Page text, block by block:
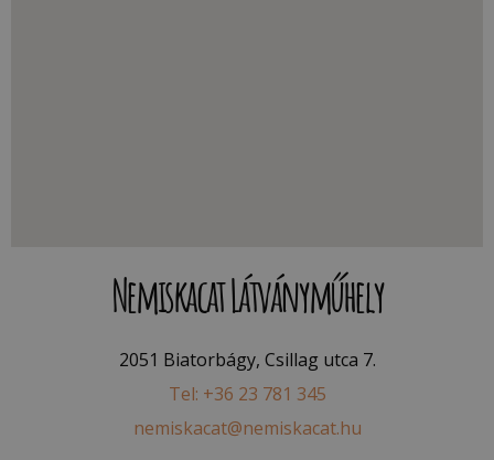
Nemiskacat Látványműhely
2051 Biatorbágy, Csillag utca 7.
Tel: +36 23 781 345
nemiskacat@nemiskacat.hu